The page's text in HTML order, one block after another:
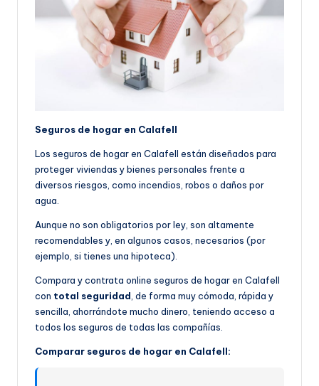
Seguros de hogar en Calafell
Los seguros de hogar en Calafell están diseñados para
proteger viviendas y bienes personales frente a
diversos riesgos, como incendios, robos o daños por
agua.
Aunque no son obligatorios por ley, son altamente
recomendables y, en algunos casos, necesarios (por
ejemplo, si tienes una hipoteca).
Compara y contrata online seguros de hogar en Calafell
con total seguridad, de forma muy cómoda, rápida y
sencilla, ahorrándote mucho dinero, teniendo acceso a
todos los seguros de todas las compañías.
Comparar seguros de hogar en Calafell: